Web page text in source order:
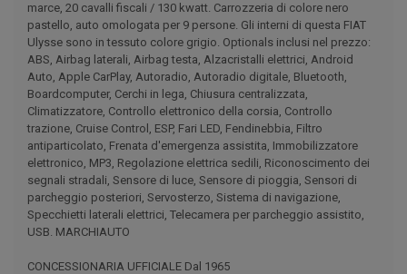
marce, 20 cavalli fiscali / 130 kwatt. Carrozzeria di colore nero
pastello, auto omologata per 9 persone. Gli interni di questa FIAT
Ulysse sono in tessuto colore grigio. Optionals inclusi nel prezzo:
ABS, Airbag laterali, Airbag testa, Alzacristalli elettrici, Android
Auto, Apple CarPlay, Autoradio, Autoradio digitale, Bluetooth,
Boardcomputer, Cerchi in lega, Chiusura centralizzata,
Climatizzatore, Controllo elettronico della corsia, Controllo
trazione, Cruise Control, ESP, Fari LED, Fendinebbia, Filtro
antiparticolato, Frenata d'emergenza assistita, Immobilizzatore
elettronico, MP3, Regolazione elettrica sedili, Riconoscimento dei
segnali stradali, Sensore di luce, Sensore di pioggia, Sensori di
parcheggio posteriori, Servosterzo, Sistema di navigazione,
Specchietti laterali elettrici, Telecamera per parcheggio assistito,
USB. MARCHIAUTO
CONCESSIONARIA UFFICIALE Dal 1965